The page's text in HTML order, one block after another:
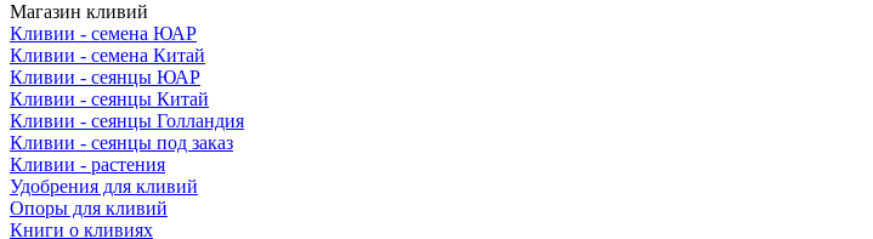
Магазин кливий
Кливии - семена ЮАР
Кливии - семена Китай
Кливии - сеянцы ЮАР
Кливии - сеянцы Китай
Кливии - сеянцы Голландия
Кливии - сеянцы под заказ
Кливии - растения
Удобрения для кливий
Опоры для кливий
Книги о кливиях